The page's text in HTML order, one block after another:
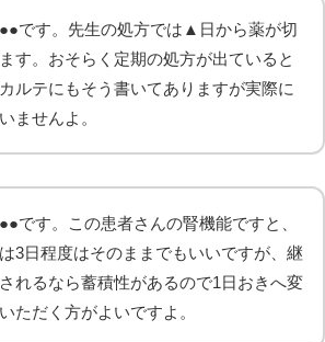
です。先生の処方では▲日から薬が切
す。おそらく定期の処方が出ていると
ルテにもそう書いてありますが実際に
ませんよ。
です。この患者さんの腎機能ですと、
3日程度はそのままでもいいですが、継
れるなら蓄積性があるので1日おきへ変
ただく方がよいですよ。